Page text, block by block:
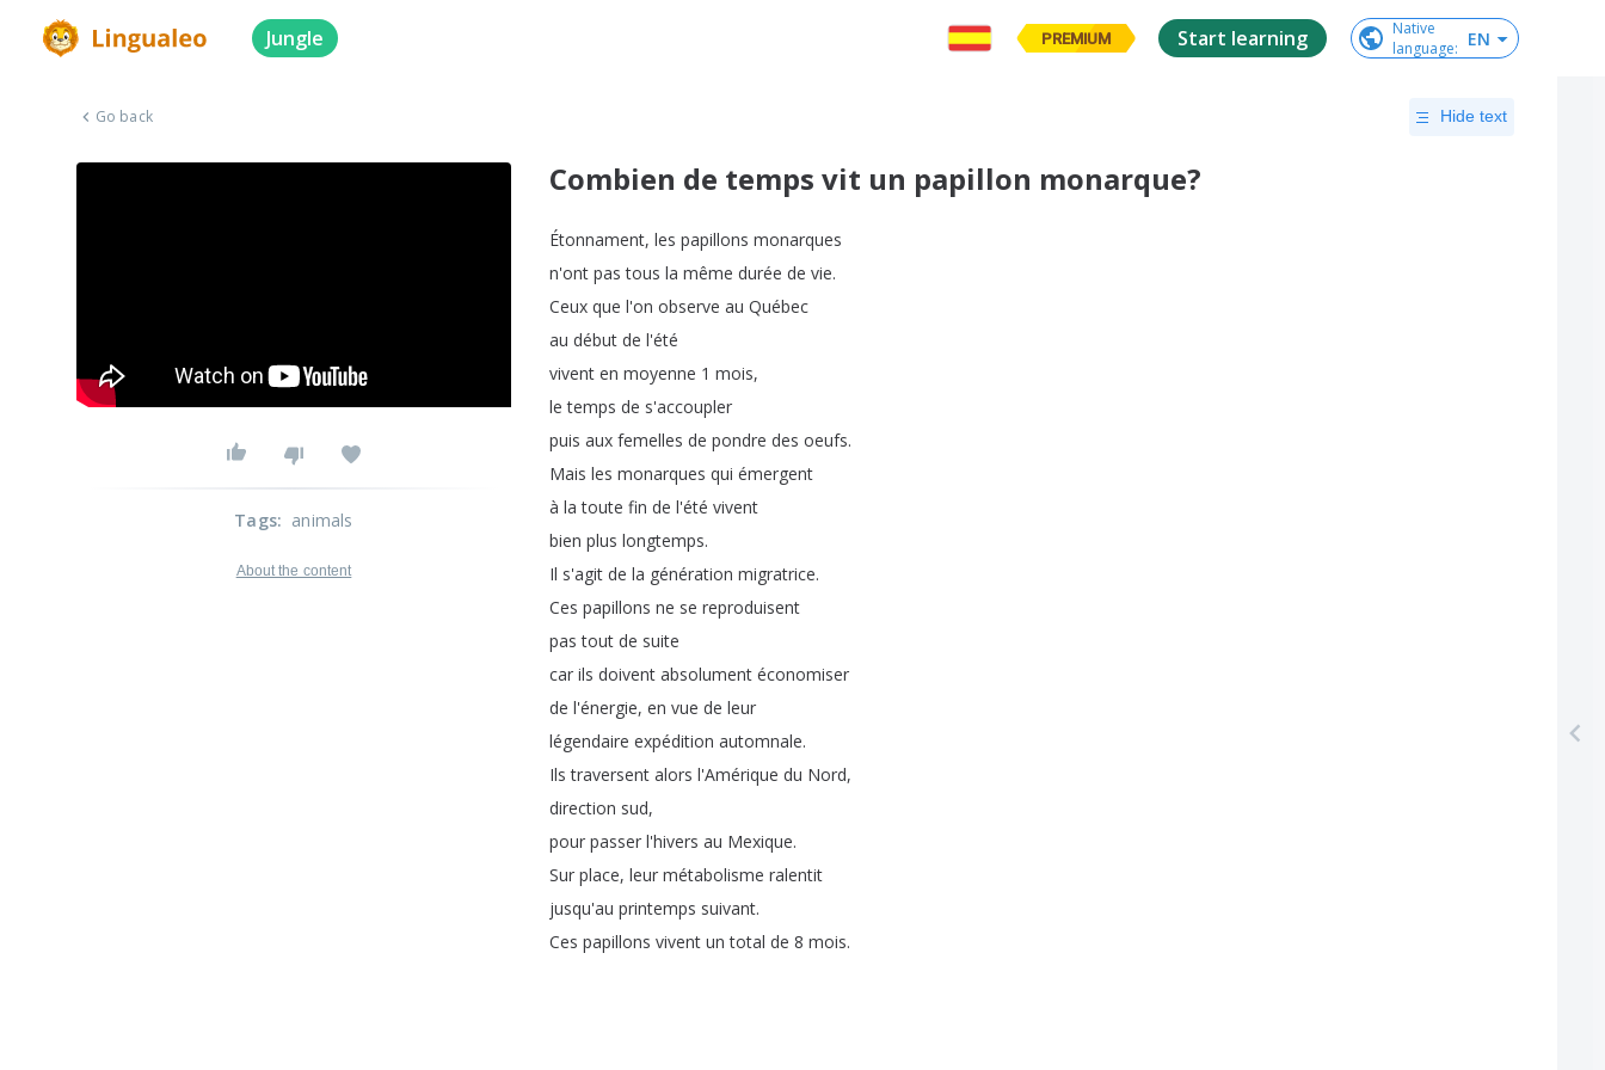
Jungle PREMIUM Start learning
Native
language: EN
Go back Hide text
Combien de temps vit un papillon monarque?
Étonnament, les papillons monarques
n'ont pas tous la même durée de vie.
Ceux que l'on observe au Québec
au début de l'été
vivent en moyenne 1 mois,
le temps de s'accoupler
puis aux femelles de pondre des oeufs.
Mais les monarques qui émergent
à la toute fin de l'été vivent
bien plus longtemps.
Il s'agit de la génération migratrice.
Ces papillons ne se reproduisent
pas tout de suite
car ils doivent absolument économiser
de l'énergie, en vue de leur
légendaire expédition automnale.
Ils traversent alors l'Amérique du Nord,
direction sud,
pour passer l'hivers au Mexique.
Sur place, leur métabolisme ralentit
jusqu'au printemps suivant.
Ces papillons vivent un total de 8 mois.
Tags: animals
About the content